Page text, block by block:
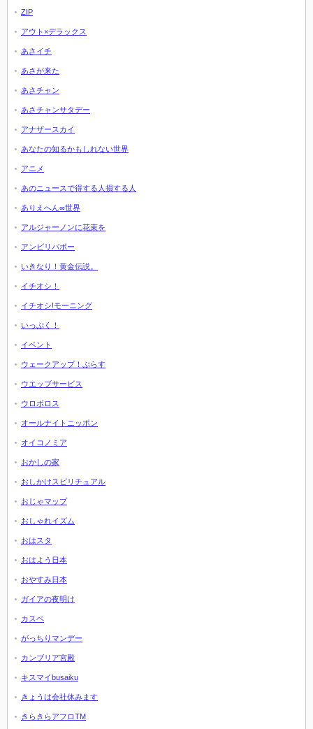
ZIP
アウト×デラックス
あさイチ
あさが来た
あさチャン
あさチャンサタデー
アナザースカイ
あなたの知るかもしれない世界
アニメ
あのニュースで得する人損する人
ありえへん∞世界
アルジャーノンに花束を
アンビリバボー
いきなり！黄金伝説。
イチオシ！
イチオシ!モーニング
いっぷく！
イベント
ウェークアップ！ぷらす
ウエッブサービス
ウロボロス
オールナイトニッポン
オイコノミア
おかしの家
おしかけスピリチュアル
おじゃマップ
おしゃれイズム
おはスタ
おはよう日本
おやすみ日本
ガイアの夜明け
カスペ
がっちりマンデー
カンブリア宮殿
キスマイbusaiku
きょうは会社休みます
きらきらアフロTM